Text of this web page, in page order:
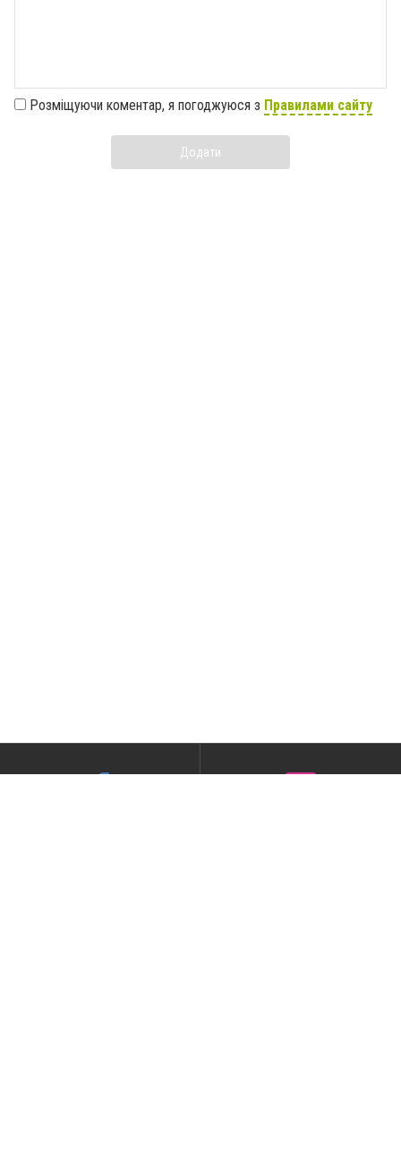
Розміщуючи коментар, я погоджуюся з Правилами сайту
Додати